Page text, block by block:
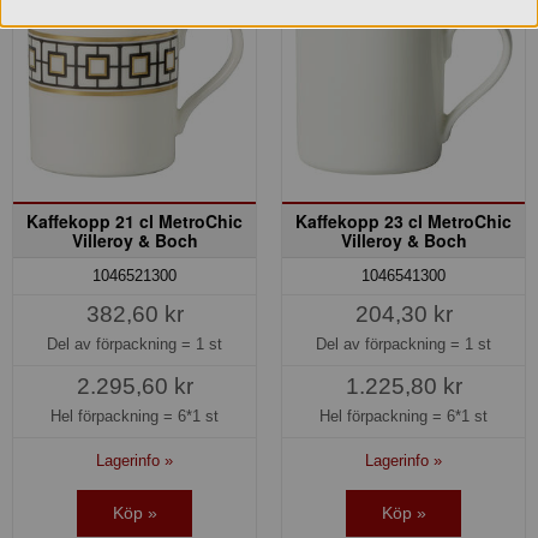
Kaffekopp 21 cl MetroChic
Villeroy & Boch
1046521300
382,60 kr
Del av förpackning = 1 st
2.295,60 kr
Hel förpackning = 6*1 st
Lagerinfo »
Köp »
Kaffekopp 23 cl MetroChic
Villeroy & Boch
1046541300
204,30 kr
Del av förpackning = 1 st
1.225,80 kr
Hel förpackning = 6*1 st
Lagerinfo »
Köp »